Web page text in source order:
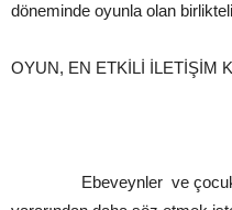
döneminde oyunla olan
OYUN, EN ETKİLİ İLETİŞİM
Ebeveynler ve çocuk